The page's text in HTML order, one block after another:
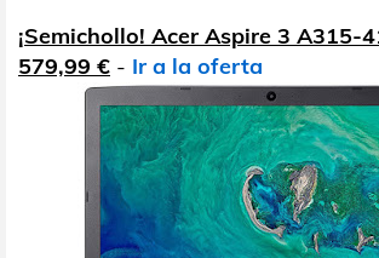
¡Semichollo! Acer Aspire 3 A315-
579,99 € - Ir a la oferta